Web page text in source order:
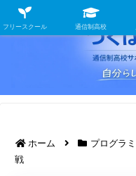
ホーム プログラ
戦
フリースクール 通信制高校